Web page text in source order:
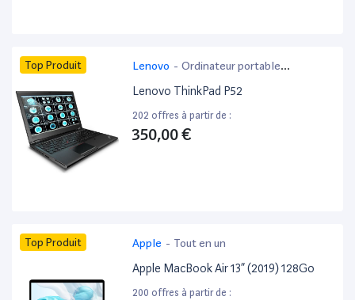
Top Produit Lenovo - Ordinateur portable
bureautique
Lenovo ThinkPad P52
202 offres à partir de :
350,00 €
Top Produit Apple - Tout en un
Apple MacBook Air 13” (2019) 128Go
200 offres à partir de :